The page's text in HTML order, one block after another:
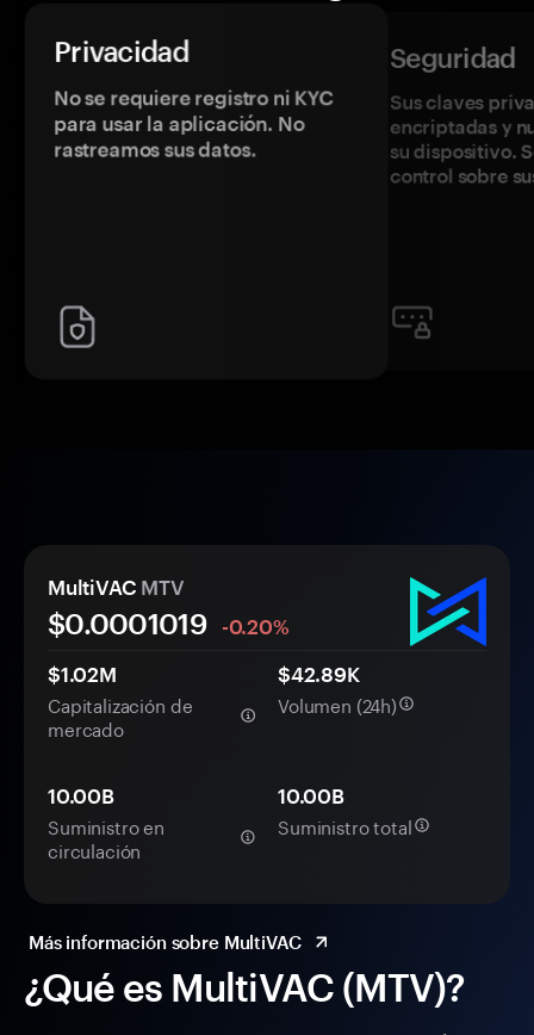
Privacidad
No se requiere registro ni KYC
para usar la aplicación. No
rastreamos sus datos.
Seguridad
Sus claves
encriptadas y
su dispositivo.
control sobre
¿Qué es MultiVAC (MTV)?
MultiVAC MTV
$0.0001019
-0.20%
$1.02M
Capitalización de
mercado
$42.89K
Volumen (24h)
10.00B
Suministro en
circulación
10.00B
Suministro total
Más información sobre MultiVAC